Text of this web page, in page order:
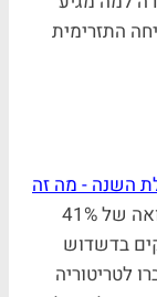
התזרימית
השנה - מה זה
- ת"א ביטוח טס עם תשואה של 41%
אבל הבנקים בדשדוש
לטריטוריה